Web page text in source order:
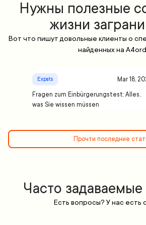
Нужны полезные
жизни
Вот что пишут довольные клиенты о
найденных на A4ord.
Expats Mar 18,
Fragen zum Einbürgerungstest: Alles,
was Sie wissen müssen
Прочти последние
Часто
Есть вопросы? У нас есть